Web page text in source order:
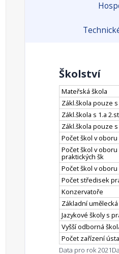
Školství
Mateřská škola
Zákl.škola pouze s
Zákl.škola s 1.a
Zákl.škola pouze s
Počet škol v
Počet škol v
praktických šk
Počet škol v
Počet středisek
Konzervatoře
Základní
Jazykové školy s
Vyšší odborná
Počet zařízení
Data pro rok 2021